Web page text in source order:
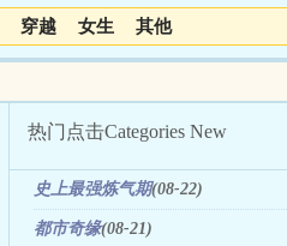
穿越 女生 其他
热门点击Categories New
史上最强炼气期(08-22)
都市奇缘(08-21)